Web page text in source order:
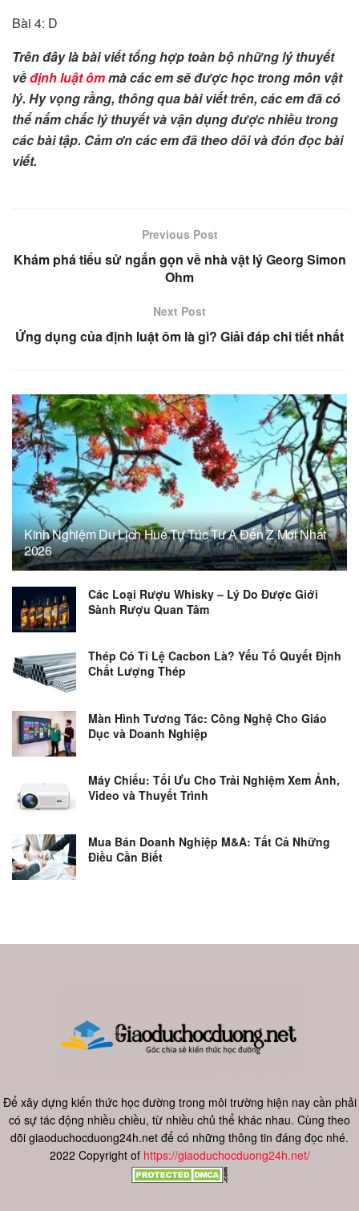
Bài 4: D
Trên đây là bài viết tổng hợp toàn bộ những lý thuyết
vềđịnh luật ômmà các em sẽ được học trong môn vật
lý. Hy vọng rằng, thông qua bài viết trên, các em đã có
thể nắm chắc lý thuyết và vận dụng được nhiều trong
các bài tập. Cảm ơn các em đã theo dõi và đón đọc bài
viết.
Previous Post
Khám phá tiểu sử ngắn gọn về nhà vật lý Georg Simon
Ohm
Next Post
Ứng dụng của định luật ôm là gì? Giải đáp chi tiết nhất
Kinh Nghiệm Du Lịch Huế Tự Túc Từ A Đến Z Mới Nhất
2026
Các Loại Rượu Whisky – Lý Do Được Giới
Sành Rượu Quan Tâm
Thép Có Tỉ Lệ Cacbon Là? Yếu Tố Quyết Định
Chất Lượng Thép
Màn Hình Tương Tác: Công Nghệ Cho Giáo
Dục và Doanh Nghiệp
Máy Chiếu: Tối Ưu Cho Trải Nghiệm Xem Ảnh,
Video và Thuyết Trình
Mua Bán Doanh Nghiệp M&A: Tất Cả Những
Điều Cần Biết
Để xây dựng kiến thức học đường trong môi trường hiện nay cần phải
có sự tác động nhiều chiều, từ nhiều chủ thể khác nhau. Cùng theo
dõi giaoduchocduong24h.net để có những thông tin đáng đọc nhé.
2022 Copyright of https://giaoduchocduong24h.net/